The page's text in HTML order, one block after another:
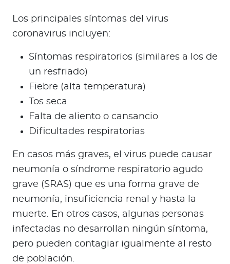
Los principales síntomas del virus
coronavirus incluyen:
Síntomas respiratorios (similares a los de
un resfriado)
Fiebre (alta temperatura)
Tos seca
Falta de aliento o cansancio
Dificultades respiratorias
En casos más graves, el virus puede causar
neumonía o síndrome respiratorio agudo
grave (SRAS) que es una forma grave de
neumonía, insuficiencia renal y hasta la
muerte. En otros casos, algunas personas
infectadas no desarrollan ningún síntoma,
pero pueden contagiar igualmente al resto
de población.